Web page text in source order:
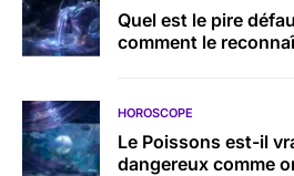
Quel est le pire
comment le
HOROSCOPE
Le Poissons est-il
dangereux comme